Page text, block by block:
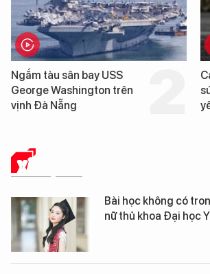
bay USS
trên
Cảnh sát diễn
súng với khủng
XÃ HỘI SỐ
Bài học không có
nữ thủ khoa Đại học